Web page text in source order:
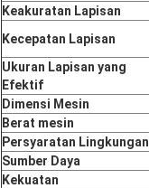
Keakuratan Lapisan
Kecepatan Lapisan
Ukuran Lapisan yang
Efektif
Dimensi Mesin
Berat mesin
Persyaratan Lingkungan
Sumber Daya
Kekuatan